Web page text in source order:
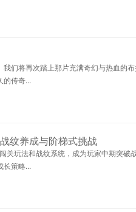
们将再次踏上那片充满奇幻与热血的布
的传奇...
纹养成与阶梯式挑战
关玩法和战纹系统，成为玩家中期突破
长策略...